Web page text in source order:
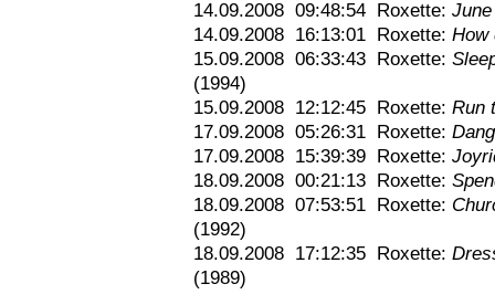
14.09.2008 09:48:54 Roxette:
14.09.2008 16:13:01 Roxette: How
15.09.2008 06:33:43 Roxette:
(1994)
15.09.2008 12:12:45 Roxette: Run
17.09.2008 05:26:31 Roxette:
17.09.2008 15:39:39 Roxette:
18.09.2008 00:21:13 Roxette:
18.09.2008 07:53:51 Roxette:
(1992)
18.09.2008 17:12:35 Roxette:
(1989)